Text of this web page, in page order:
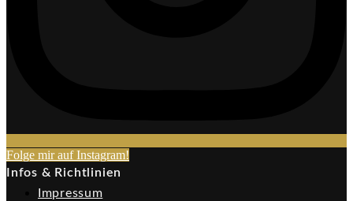
Folge mir auf Instagram!​
Infos & Richtlinien
Impressum